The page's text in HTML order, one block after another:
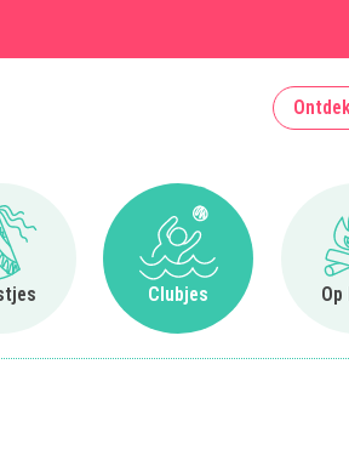
Ga naar Feestjes
Clubjes
Ga naar Clubjes
Op